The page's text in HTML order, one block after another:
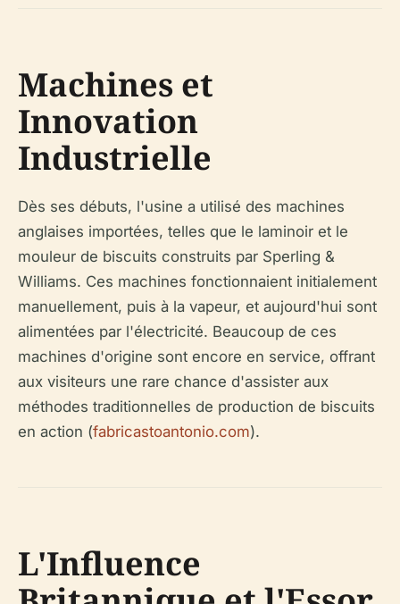
Machines et
Innovation
Industrielle
Dès ses débuts, l'usine a utilisé des machines
anglaises importées, telles que le laminoir et le
mouleur de biscuits construits par Sperling &
Williams. Ces machines fonctionnaient initialement
manuellement, puis à la vapeur, et aujourd'hui sont
alimentées par l'électricité. Beaucoup de ces
machines d'origine sont encore en service, offrant
aux visiteurs une rare chance d'assister aux
méthodes traditionnelles de production de biscuits
en action (fabricastoantonio.com).
L'Influence